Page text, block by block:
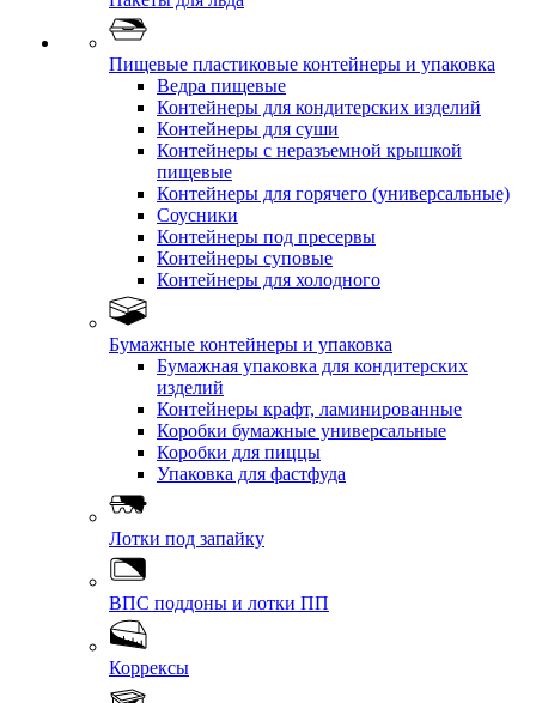
Пищевые пластиковые контейнеры и упаковка
Ведра пищевые
Контейнеры для кондитерских изделий
Контейнеры для суши
Контейнеры с неразъемной крышкой
пищевые
Контейнеры для горячего (универсальные)
Соусники
Контейнеры под пресервы
Контейнеры суповые
Контейнеры для холодного
Бумажные контейнеры и упаковка
Бумажная упаковка для кондитерских
изделий
Контейнеры крафт, ламинированные
Коробки бумажные универсальные
Коробки для пиццы
Упаковка для фастфуда
Лотки под запайку
ВПС поддоны и лотки ПП
Коррексы